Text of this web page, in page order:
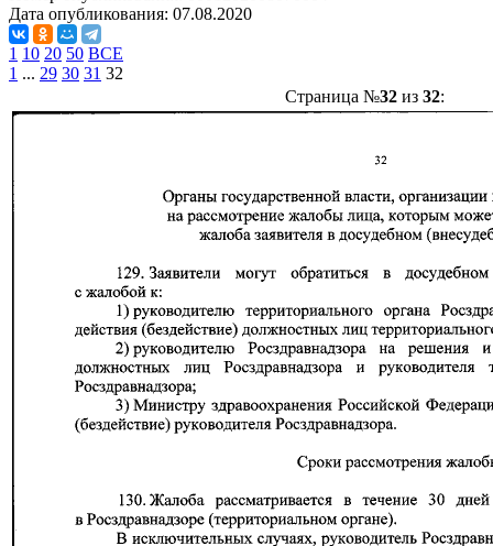
Дата опубликования: 07.08.2020
1 10 20 50 ВСЕ
1 ... 29 30 31 32
Страница №32из 32: